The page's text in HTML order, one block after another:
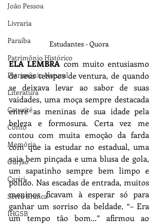
João Pessoa
Livraria
Paraíba
Patrimônio Histórico
Patrimônio Natural
Literatura
Caturité
Conto
Memória
Gurjão
Cariri
Serra Branca
IHGSB
Estudantes - Quora
ELA LEMBRA com muito entusiasmo
de seus tempos de ventura, de quando
se deixava levar ao sabor de suas
vaidades, uma moça sempre destacada
entre as meninas de sua idade pela
beleza e formosura. Certa vez me
contou com muita emoção da farda
com que ia estudar no estadual, uma
saia bem pinçada e uma blusa de gola,
um sapatinho sempre bem limpo e
polido. Nas escadas de entrada, muitos
meninos ficavam à esperar só para
ganhar um sorriso da beldade. “– Era
um tempo tão bom...” afirmou ao